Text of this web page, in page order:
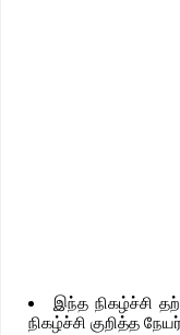
இந்த நிகழ்ச்சி
நிகழ்ச்சி குறித்த